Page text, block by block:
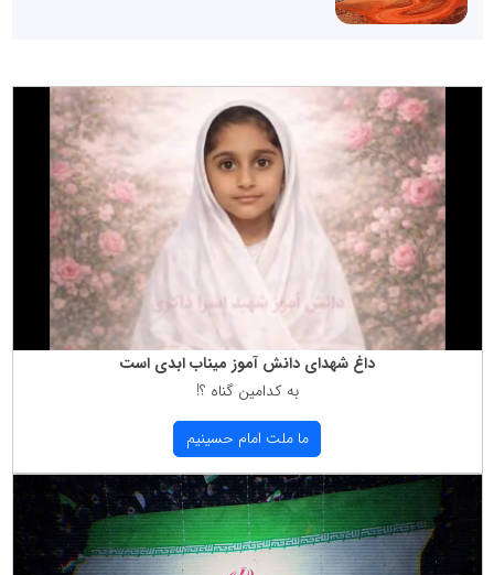
داغ شهدای دانش آموز میناب ابدی است
به كدامین گناه ؟!
ما ملت امام حسینیم